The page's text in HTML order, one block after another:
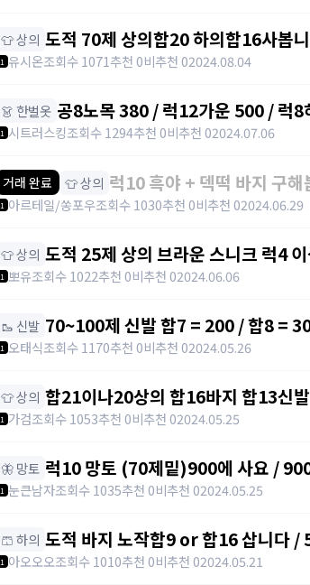
👕 상의
1 유시온조회수 1071추천 0비추천 02024.08.04
👗 한벌옷 공8노목 380 / 럭12가운 500 / 럭
8노목 380 / 럭12가운 500 / 럭8
1 시트러스킹조회수 1294추천 0비추천 02024.07.06
거래 완료 👕 상의 럭10 흑야 + 덱떡 바지
가격제시
1 아르테일/쏭포우조회수 1030추천 0비추천 02024.06.29
👕 상의 도적 25제 상의 브라운 스니크 럭4
https://open.kakao.com/o/
1 뽀유조회수 1022추천 0비추천 02024.06.06
🥾 신발
1 오태식조회수 1170추천 0비추천 02024.05.26
👕 상의 합21이나20상의 합16바지 합13신
1 가검조회수 1053추천 0비추천 02024.05.25
🦋 망토 럭10 망토 (70제
1 눈큰남자조회수 1035추천 0비추천 02024.05.25
🩳 하의 도적 바지 노작합9 or 합16 삽니
1 아오오오조회수 1010추천 0비추천 02024.05.21